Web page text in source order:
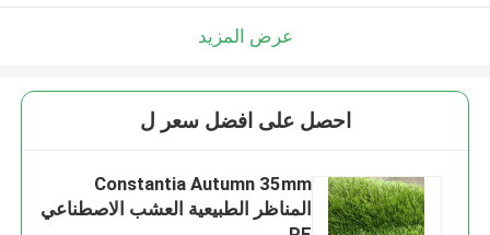
عرض المزيد
احصل على افضل سعر ل
Constantia Autumn 35mm
المناظر الطبيعية العشب الاصطناعي